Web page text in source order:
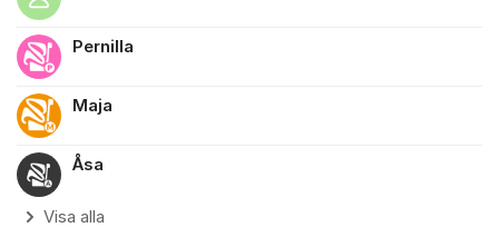
Pernilla
Maja
Åsa
Visa alla